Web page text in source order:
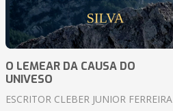
O LEMEAR DA CAUSA DO
UNIVESO
ESCRITOR CLEBER JUNIOR FERREIRA